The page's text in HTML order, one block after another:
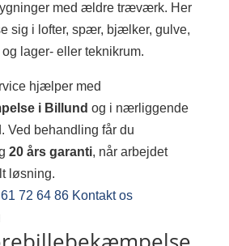
med ældre træværk. Her
sig i lofter, spær, bjælker, gulve,
lager- eller teknikrum.
hjælper med
i Billund og i nærliggende
Ved behandling får du
20 års garanti, når arbejdet
løsning.
72 64 86 Kontakt os